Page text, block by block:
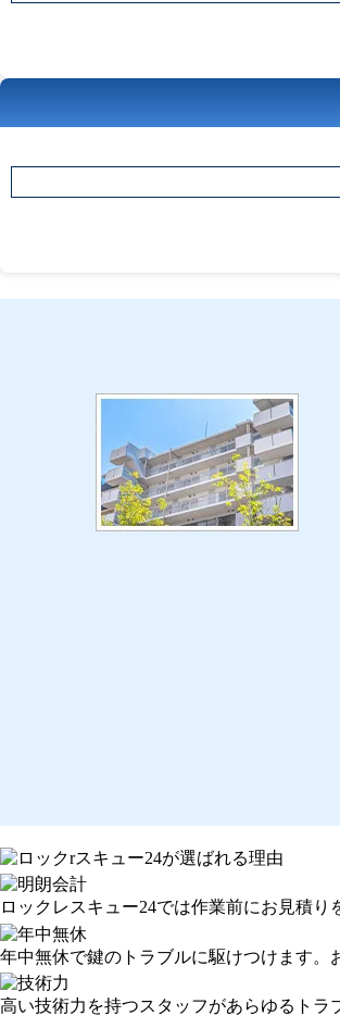
ロックレスキュー24では作業前にお見積
年中無休で鍵のトラブルに駆けつけます。
高い技術力を持つスタッフがあらゆるトラ